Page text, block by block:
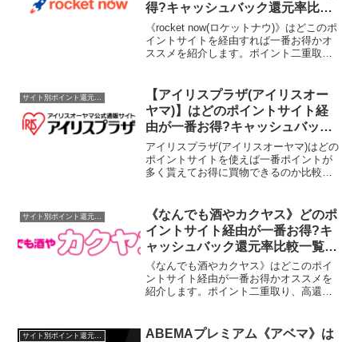
得?キャッシュバック還元率比較
一覧2025/10/22
《rocket now(ロケットナウ)》はどこのポ
イントサイトを経由すれば一番お得かオ
ススメを紹介します。ポイント二重取
【アイリスプラザ(アイリスオー
ヤマ)】はどのポイントサイト経
由が一番お得?キャッシュバック
還元率比較一覧2019/7/9
アイリスプラザ(アイリスオーヤマ)はどの
ポイントサイトを使えば一番ポイントが
多く貰えてお得に買物できるのか比較し
プ中)1.7%1.0%取扱なし1.5%1.43%...
《なんでも酒やカクヤス》どのポ
イントサイト経由が一番お得?キ
ャッシュバック還元率比較一覧
2020/4/21
《なんでも酒やカクヤス》はどこのポイ
ントサイト経由が一番お得かオススメを
紹介します。ポイント二重取り、高還
サイト別ポイント還元率一覧
ABEMAプレミアム《アベマ》は